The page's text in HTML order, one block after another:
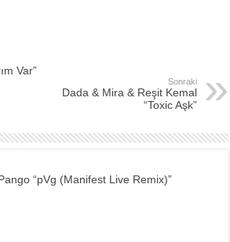
Var”
Sonraki
Dada & Mira & Reşit Kemal
“Toxic Aşk”
“pVg (Manifest Live Remix)”